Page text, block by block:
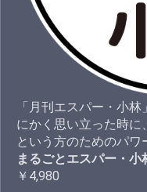
「月刊エスパー・小
にかく思い立った時に
という方のためのパワ
まるごとエスパー・小
￥4,980